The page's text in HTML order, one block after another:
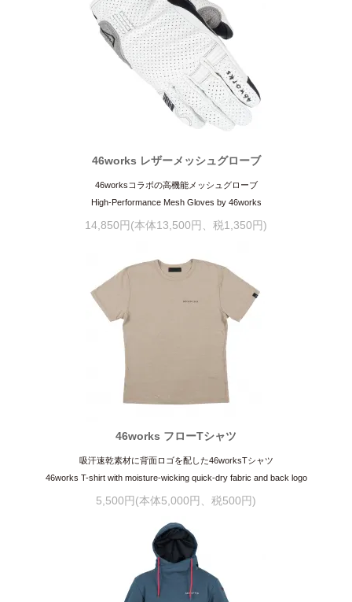
46works レザーメッシュグローブ
46worksコラボの高機能メッシュグローブ
High-Performance Mesh Gloves by 46works
14,850円(本体13,500円、税1,350円)
46works フローTシャツ
吸汗速乾素材に背面ロゴを配した46worksTシャツ
46works T-shirt with moisture-wicking quick-dry fabric and back logo
5,500円(本体5,000円、税500円)